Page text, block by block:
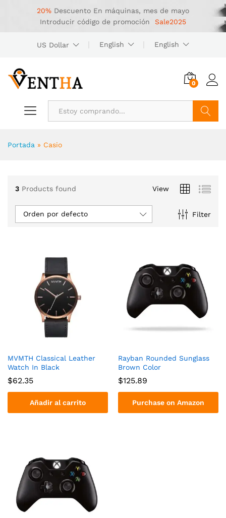
20% Descuento En máquinas, mes de mayo
Introducir código de promoción
Sale2025
US Dollar English English
0
Portada » Casio
3 Products found View
Filter
Orden por defecto
MVMTH Classical Leather
Watch In Black
$62.35
Añadir al carrito
Rayban Rounded Sunglass
Brown Color
$125.89
Purchase on Amazon